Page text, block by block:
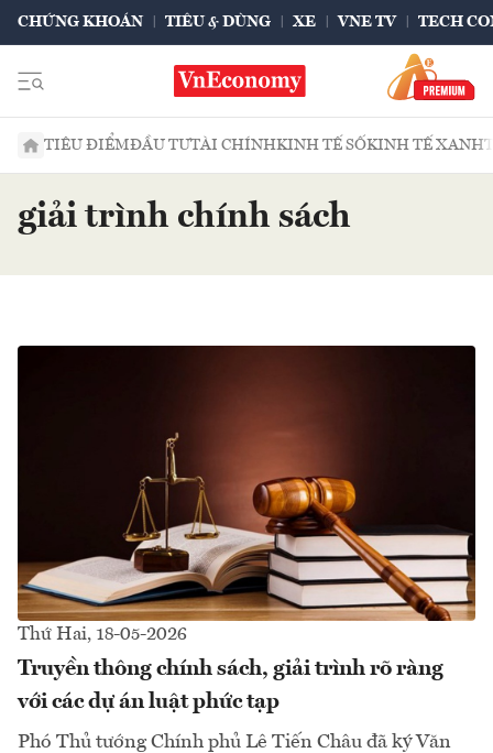
CHỨNG KHOÁN TIÊU & DÙNG XE VNE TV TECH
TIÊU ĐIỂMĐẦU TƯTÀI CHÍNHKINH TẾ SỐKINH TẾ XANH
giải trình chính sách
Thứ Hai, 18-05-2026
Truyền thông chính sách, giải trình rõ ràng
với các dự án luật phức tạp
Phó Thủ tướng Chính phủ Lê Tiến Châu đã ký Văn